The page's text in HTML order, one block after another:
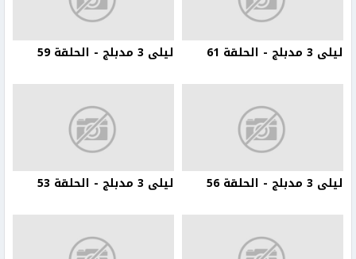
ليلى 3 مدبلج - الحلقة 61 ليلى 3 مدبلج - الحلقة 59
ليلى 3 مدبلج - الحلقة 56 ليلى 3 مدبلج - الحلقة 53